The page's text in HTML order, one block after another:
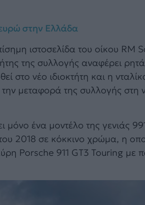
στην Ελλάδα
ιστοσελίδα του οίκου RM
της συλλογής αναφέρει ρητά
στο νέο ιδιοκτήτη και η
την μεταφορά της συλλογής στη
ένα μοντέλο της γενιάς
2018 σε κόκκινο χρώμα, η
Porsche 911 GT3 Touring με